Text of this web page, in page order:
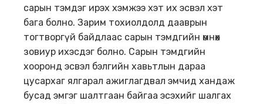
сарын тэмдэг ирэх хэмжээ хэт их эсвэл хэт
бага болно. Зарим тохиолдолд дааврын
тогтворгүй байдлаас сарын тэмдгийн өмнөх
зовиур ихэсдэг болно. Сарын тэмдгийн
хооронд эсвэл бэлгийн хавьтлын дараа
цусархаг ялгарал ажиглагдвал эмчид хандаж
бусад эмгэг шалтгаан байгаа эсэхийг шалгах